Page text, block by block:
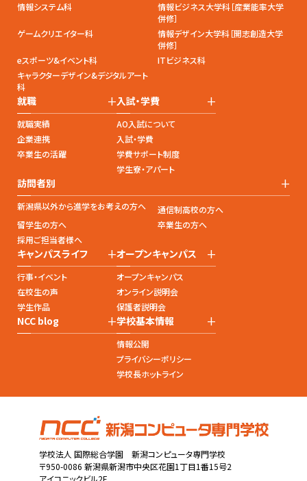
情報システム科
情報ビジネス大学科［産業能率大学
併修］
ゲームクリエイター科
情報デザイン大学科［開志創造大学
併修］
eスポーツ&イベント科
ITビジネス科
キャラクターデザイン&デジタルアート
科
就職 +
就職実績
企業連携
卒業生の活躍
入試・学費 +
AO入試について
入試・学費
学費サポート制度
学生寮・アパート
訪問者別 +
新潟県以外から進学をお考えの方へ
通信制高校の方へ
留学生の方へ
卒業生の方へ
採用ご担当者様へ
キャンパスライフ +
行事・イベント
在校生の声
学生作品
オープンキャンパス +
オープンキャンパス
オンライン説明会
保護者説明会
NCC blog +学校基本情報 +
情報公開
プライバシーポリシー
学校長ホットライン
学校法人 国際総合学園 新潟コンピュータ専門学校
〒950-0086 新潟県新潟市中央区花園1丁目1番15号2
アイコニックビル2F